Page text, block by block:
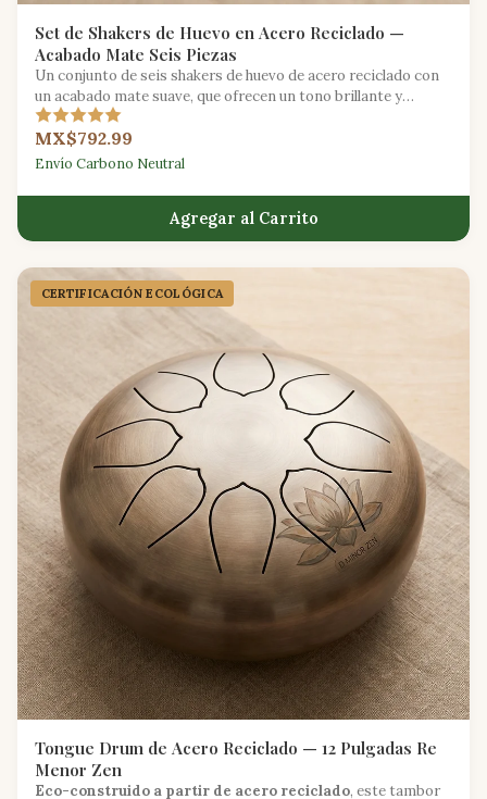
Set de Shakers de Huevo en Acero Reciclado —
Acabado Mate Seis Piezas
Un conjunto de seis shakers de huevo de acero reciclado con
un acabado mate suave, que ofrecen un tono brillante y
consistente para tocar en conjunto.
MX$792.99
Envío Carbono Neutral
Agregar al Carrito
CERTIFICACIÓN ECOLÓGICA
Tongue Drum de Acero Reciclado — 12 Pulgadas Re
Menor Zen
Eco-construido a partir de acero reciclado, este tambor